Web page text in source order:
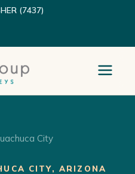
(7437)
City
CITY, ARIZONA